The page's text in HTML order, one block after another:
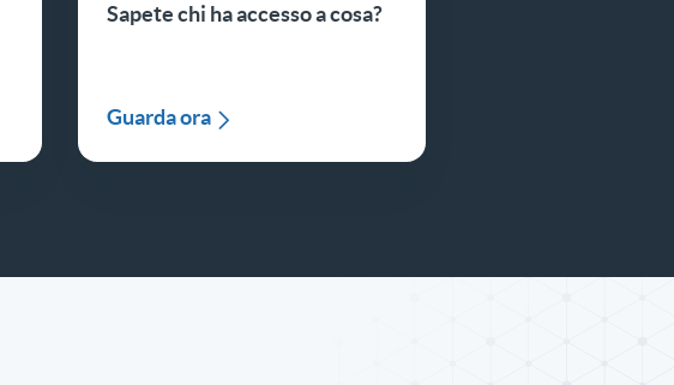
Sapete chi ha accesso a cosa?
Guarda ora